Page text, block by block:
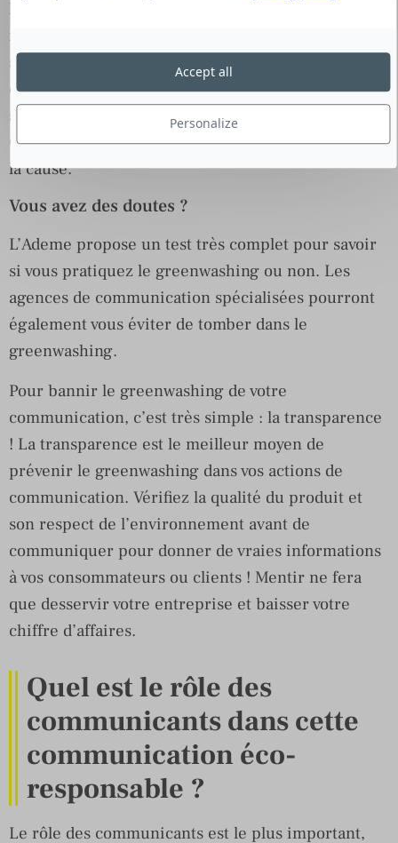
labels trompeurs et des couleurs rappelant la
nature. En faisant cela, l’entreprise ment tout
simplement sur son produit. Il arrive aussi que ces
dernières pratiquent le greenwashing s’en même
s’en apercevoir et donc sans volonté de tromper.
Généralement, le manque de connaissances en est
la cause.
Vous avez des doutes ?
L’Ademe propose un test très complet pour savoir
si vous pratiquez le greenwashing ou non. Les
agences de communication spécialisées pourront
également vous éviter de tomber dans le
greenwashing.
Pour bannir le greenwashing de votre
communication, c’est très simple : la transparence
! La transparence est le meilleur moyen de
prévenir le greenwashing dans vos actions de
communication. Vérifiez la qualité du produit et
son respect de l’environnement avant de
communiquer pour donner de vraies informations
à vos consommateurs ou clients ! Mentir ne fera
que desservir votre entreprise et baisser votre
chiffre d’affaires.
Quel est le rôle des
communicants dans cette
communication éco-
responsable ?
Le rôle des communicants est le plus important,
Personalize
Accept all